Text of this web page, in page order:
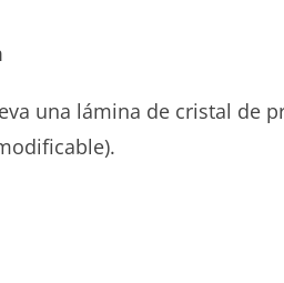
una lámina de cristal de
CON PIEDRA!
70€/105€